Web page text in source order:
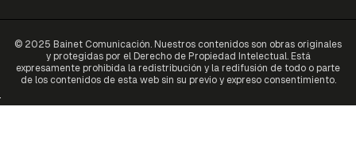
© 2025 Bainet Comunicación. Nuestros contenidos son obras originales
y protegidas por el Derecho de Propiedad Intelectual. Está
expresamente prohibida la redistribución y la redifusión de todo o parte
de los contenidos de esta web sin su previo y expreso consentimiento.